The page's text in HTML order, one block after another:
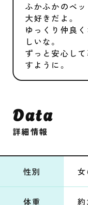
ふかふかのベ
大好きだよ。
ゆっくり仲良
しいな。
ずっと安心し
すように。
Data
詳細情報
性別
体重